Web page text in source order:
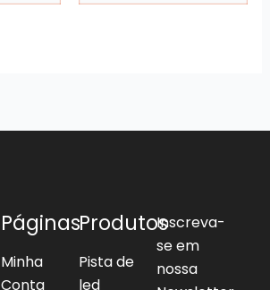
Páginas
Minha
Conta
Produtos
Pista de
led
Inscreva-
se em
nossa